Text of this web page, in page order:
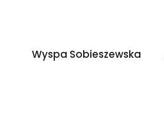
Wyspa Sobieszewska